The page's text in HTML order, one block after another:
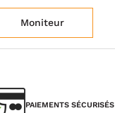
Moniteur
PAIEMENTS SÉCURISÉS